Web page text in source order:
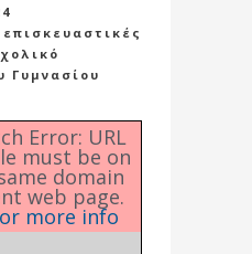
Γυμνασίου
Error: URL
must be on
domain
web page.
more info